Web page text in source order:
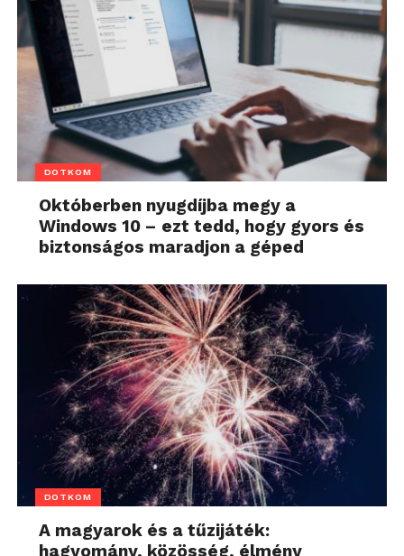
DOTKOM
Októberben nyugdíjba megy a
Windows 10 – ezt tedd, hogy gyors és
biztonságos maradjon a géped
DOTKOM
A magyarok és a tűzijáték:
hagyomány, közösség, élmény